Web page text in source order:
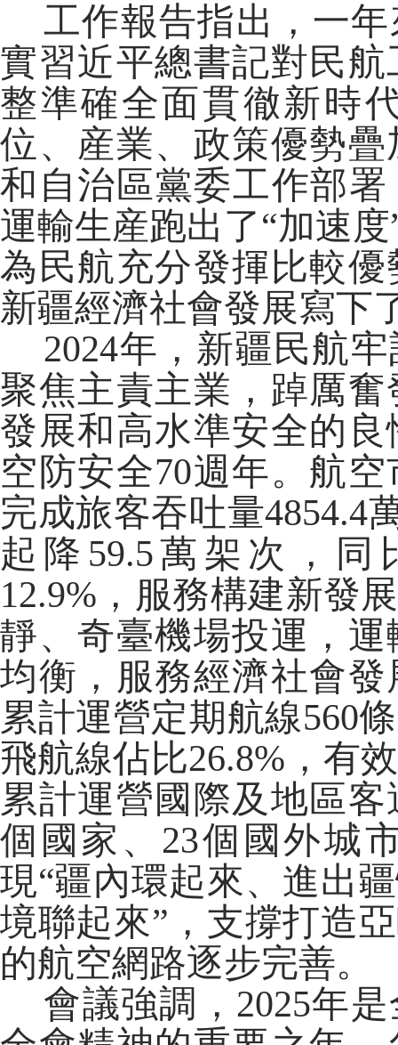
工作報告指出，一年
實習近平總書記對民
整準確全面貫徹新時
位、産業、政策優勢
和自治區黨委工作部
運輸生産跑出了“加速
為民航充分發揮比較
新疆經濟社會發展寫下
2024年，新疆民航牢
聚焦主責主業，踔厲
發展和高水準安全的
空防安全70週年。航
完成旅客吞吐量4854.4
起降59.5萬架次，同
12.9%，服務構建新發
靜、奇臺機場投運，
均衡，服務經濟社會
累計運營定期航線560
飛航線佔比26.8%，有
累計運營國際及地區
個國家、23個國外城
現“疆內環起來、進出
境聯起來”，支撐打造
的航空網路逐步完善。
會議強調，2025年是